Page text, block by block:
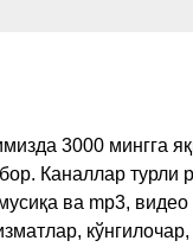
3000 мингга
Каналлар турли
ва mp3,